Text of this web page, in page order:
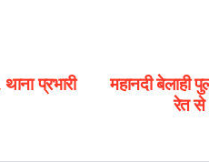
महानदी बेलाही
रेत से
प्रभारी